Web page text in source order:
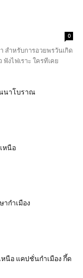
0
สำหรับการอวยพรวันเกิด
งไฟเราะ ใครทีเคย
นาโบราณ
หนือ
ากำเมือง
นือ แคปชั่นกำเมือง กึ้ด